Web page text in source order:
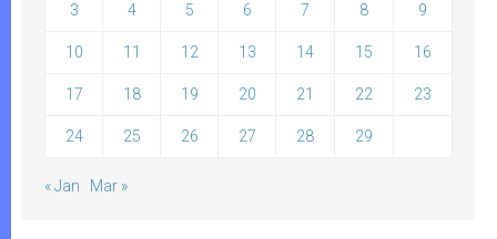
3 4 5 6 7 8 9
10 11 12 13 14 15 16
17 18 19 20 21 22 23
24 25 26 27 28 29
« Jan Mar »